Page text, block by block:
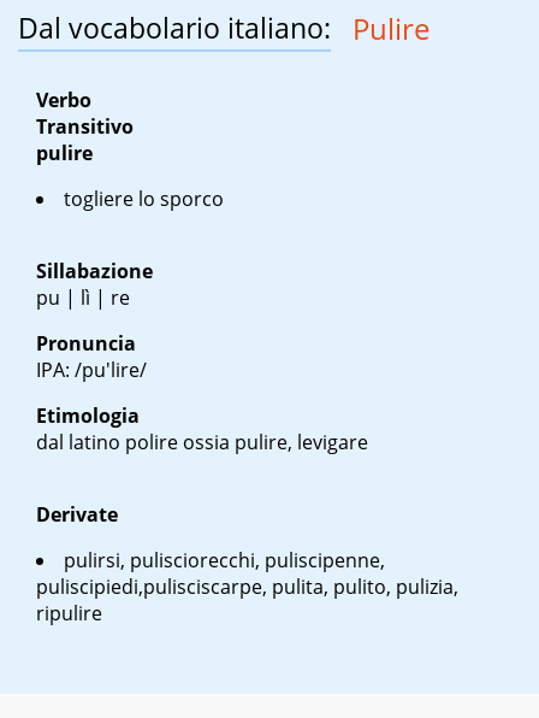
Dal vocabolario italiano: Pulire
Verbo
Transitivo
pulire
togliere lo sporco
Sillabazione
pu | lì | re
Pronuncia
IPA: /pu'lire/
Etimologia
dal latino polire ossia pulire, levigare
Derivate
pulirsi, pulisciorecchi, puliscipenne,
puliscipiedi,pulisciscarpe, pulita, pulito, pulizia,
ripulire